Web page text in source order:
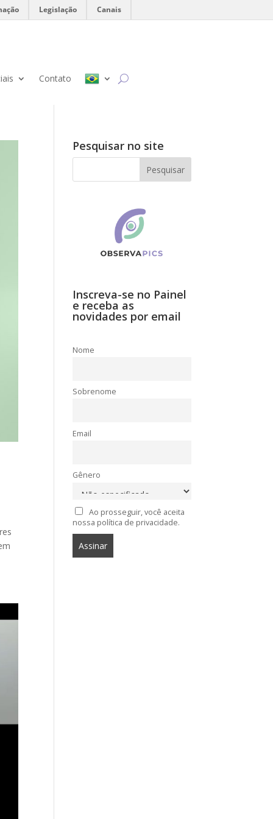
Legislação Canais
Contato
Pesquisar no site
Inscreva-se no Painel
e receba as
novidades por email
Nome
Sobrenome
Email
Gênero
Ao prosseguir, você aceita
nossa política de privacidade.